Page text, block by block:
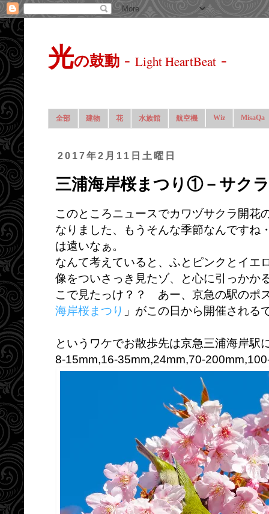
光の鼓動 - Light HeartBeat -
全部 建物 花 水族館 航空機 Wiz MisaQa
2017年2月11日土曜日
三浦海岸桜まつり①－サク
このところニュースでカワヅサクラ開花
なりました、もうそんな季節なんです
は遠いなぁ。
なんて考えていると、ふとピンクとイエ
像をついさっき見たゾ、と心に引っか
こで見たっけ？？ あー、京急の駅のポ
海岸桜まつり 」がこの日から開催される
というワケでお散歩先は京急三浦海岸
8-15mm,16-35mm,24mm,70-